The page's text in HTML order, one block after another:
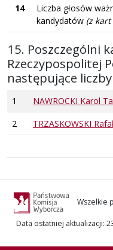
14
Liczba głosów
kandydatów (z
15. Poszczególni
Rzeczypospolitej
następujące
1 NAWROCKI Karol
2
TRZASKOWSKI
Wszelkie
Data ostatniej aktualizacji: